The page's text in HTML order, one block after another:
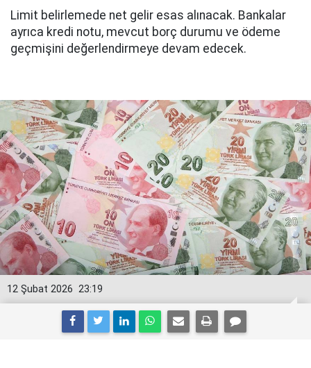
Limit belirlemede net gelir esas alınacak. Bankalar
ayrıca kredi notu, mevcut borç durumu ve ödeme
geçmişini değerlendirmeye devam edecek.
23:19
12 Şubat 2026